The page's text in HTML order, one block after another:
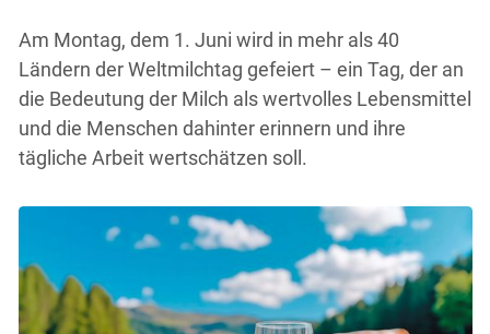
Am Montag, dem 1. Juni wird in mehr als 40
Ländern der Weltmilchtag gefeiert – ein Tag, der an
die Bedeutung der Milch als wertvolles Lebensmittel
und die Menschen dahinter erinnern und ihre
tägliche Arbeit wertschätzen soll.